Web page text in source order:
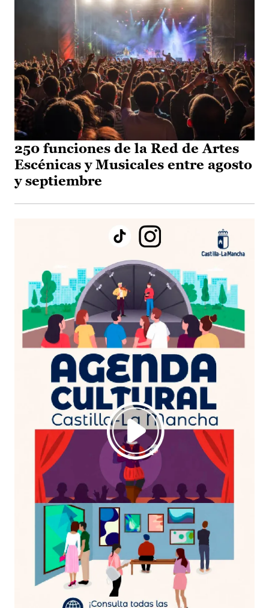
250 funciones de la Red de Artes
Escénicas y Musicales entre agosto
y septiembre